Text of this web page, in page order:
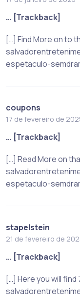
… [Trackback]
[…] Find More on to
espetaculo-
coupons
17 de fevereiro de
… [Trackback]
[…] Read More on
espetaculo-
stapelstein
21 de fevereiro de
… [Trackback]
[…] Here you will